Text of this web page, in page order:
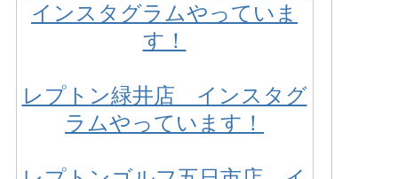
インスタグラムやっていま
す！
レプトン緑井店 インスタグ
ラムやっています！